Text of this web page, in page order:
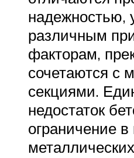
надежностью,
различным
факторам,
сочетаются с
секциями.
недостаток
ограничение